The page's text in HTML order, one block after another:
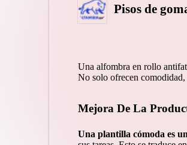
Publicado
por
Pisos de
Una alfombra en rollo
No solo ofrecen
Mejora De La
Una plantilla cómoda es